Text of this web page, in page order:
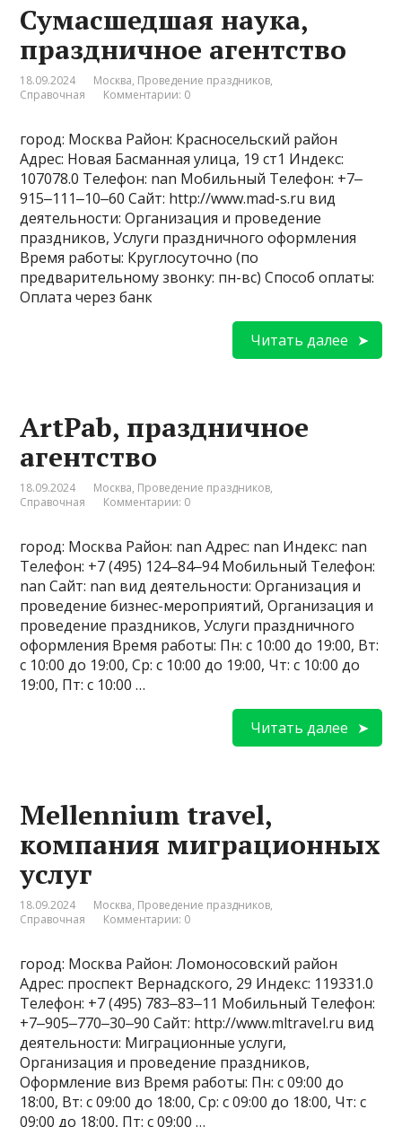
Сумасшедшая наука,
праздничное агентство
18.09.2024 Москва, Проведение праздников,
Справочная
Комментарии: 0
город: Москва Район: Красносельский район
Адрес: Новая Басманная улица, 19 ст1 Индекс:
107078.0 Телефон: nan Мобильный Телефон: +7‒
915‒111‒10‒60 Сайт: http://www.mad-s.ru вид
деятельности: Организация и проведение
праздников, Услуги праздничного оформления
Время работы: Круглосуточно (по
предварительному звонку: пн-вс) Способ оплаты:
Оплата через банк
Читать далее
ArtPab, праздничное
агентство
18.09.2024 Москва, Проведение праздников,
Справочная
Комментарии: 0
город: Москва Район: nan Адрес: nan Индекс: nan
Телефон: +7 (495) 124‒84‒94 Мобильный Телефон:
nan Сайт: nan вид деятельности: Организация и
проведение бизнес-мероприятий, Организация и
проведение праздников, Услуги праздничного
оформления Время работы: Пн: с 10:00 до 19:00, Вт:
с 10:00 до 19:00, Ср: с 10:00 до 19:00, Чт: с 10:00 до
19:00, Пт: с 10:00 …
Читать далее
Mellennium travel,
компания миграционных
услуг
18.09.2024 Москва, Проведение праздников,
Справочная
Комментарии: 0
город: Москва Район: Ломоносовский район
Адрес: проспект Вернадского, 29 Индекс: 119331.0
Телефон: +7 (495) 783‒83‒11 Мобильный Телефон:
+7‒905‒770‒30‒90 Сайт: http://www.mltravel.ru вид
деятельности: Миграционные услуги,
Организация и проведение праздников,
Оформление виз Время работы: Пн: с 09:00 до
18:00, Вт: с 09:00 до 18:00, Ср: с 09:00 до 18:00, Чт: с
09:00 до 18:00, Пт: с 09:00 …